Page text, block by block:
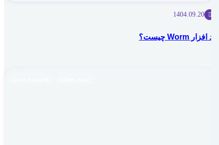
1404.09.20
بد افزار Worm چیست؟